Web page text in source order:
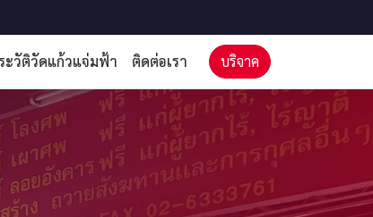
ะวัติวัดแก้วแจ่มฟ้า ติดต่อเรา บริจาค